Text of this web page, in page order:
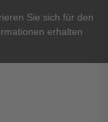
Sie sich für den
erhalten